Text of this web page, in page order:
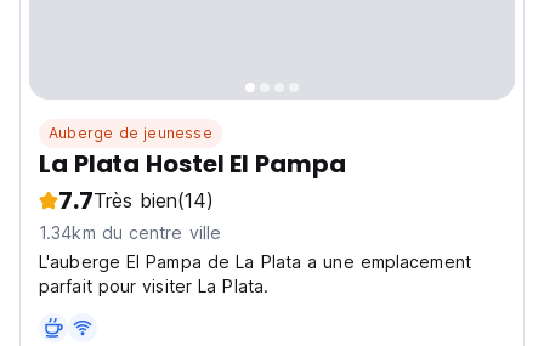
Auberge de jeunesse
La Plata Hostel El Pampa
7.7Très bien(14)
1.34km du centre ville
L'auberge El Pampa de La Plata a une emplacement
parfait pour visiter La Plata.